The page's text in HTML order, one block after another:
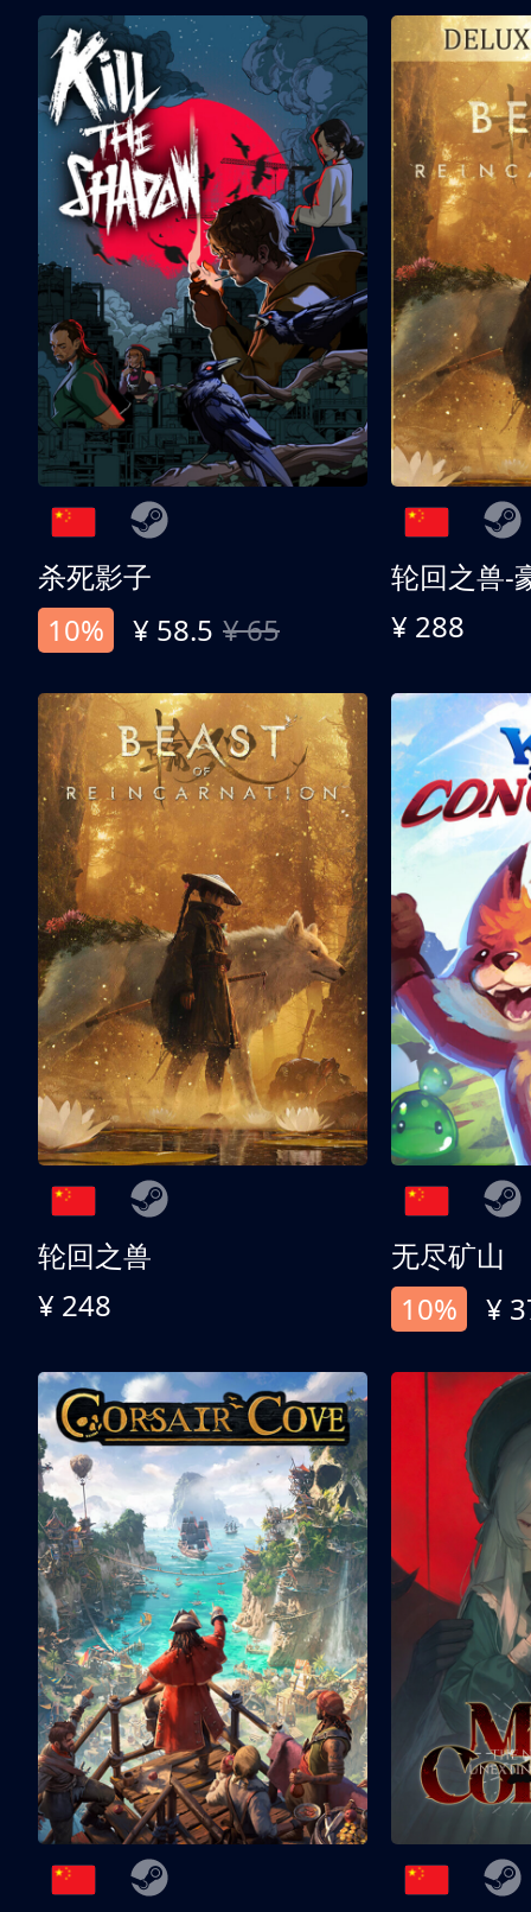
杀死影子
10%
¥ 58.5 ¥ 65
轮回之兽-
¥ 288
轮回之兽
¥ 248
无尽矿山
10%
¥